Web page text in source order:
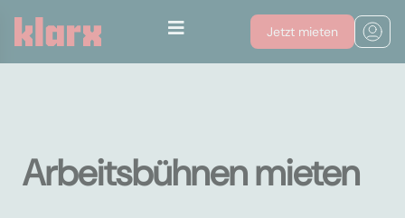
Jetzt mieten
Arbeitsbühnen mieten